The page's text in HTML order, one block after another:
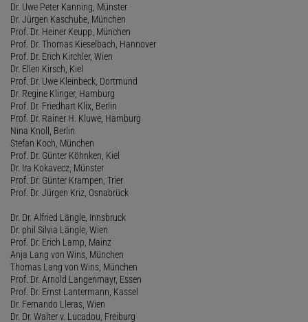
Dr. Uwe Peter Kanning, Münster
Dr. Jürgen Kaschube, München
Prof. Dr. Heiner Keupp, München
Prof. Dr. Thomas Kieselbach, Hannover
Prof. Dr. Erich Kirchler, Wien
Dr. Ellen Kirsch, Kiel
Prof. Dr. Uwe Kleinbeck, Dortmund
Dr. Regine Klinger, Hamburg
Prof. Dr. Friedhart Klix, Berlin
Prof. Dr. Rainer H. Kluwe, Hamburg
Nina Knoll, Berlin
Stefan Koch, München
Prof. Dr. Günter Köhnken, Kiel
Dr. Ira Kokavecz, Münster
Prof. Dr. Günter Krampen, Trier
Prof. Dr. Jürgen Kriz, Osnabrück
Dr. Dr. Alfried Längle, Innsbruck
Dr. phil Silvia Längle, Wien
Prof. Dr. Erich Lamp, Mainz
Anja Lang von Wins, München
Thomas Lang von Wins, München
Prof. Dr. Arnold Langenmayr, Essen
Prof. Dr. Ernst Lantermann, Kassel
Dr. Fernando Lleras, Wien
Dr. Dr. Walter v. Lucadou, Freiburg